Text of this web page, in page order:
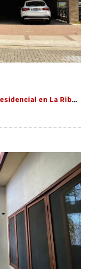
Alquiler Casa Independiente en Residencial en La Ribera de Belén